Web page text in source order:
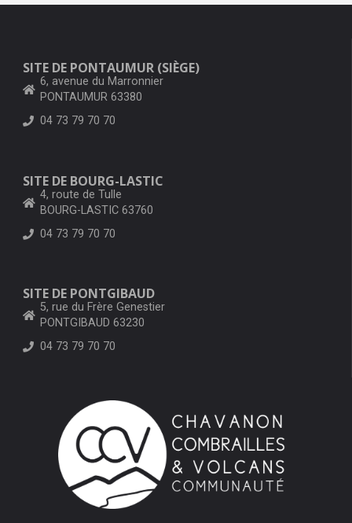
SITE DE PONTAUMUR (SIÈGE)
6, avenue du Marronnier
PONTAUMUR 63380
04 73 79 70 70
SITE DE BOURG-LASTIC
4, route de Tulle
BOURG-LASTIC 63760
04 73 79 70 70
SITE DE PONTGIBAUD
5, rue du Frère Genestier
PONTGIBAUD 63230
04 73 79 70 70